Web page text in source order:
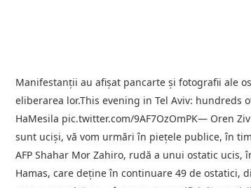
Manifestanţii au afişat pancarte şi fotografii ale
eliberarea lor.This evening in Tel Aviv: hundreds
HaMesila pic.twitter.com/9AF7OzOmPK— Oren
sunt ucişi, vă vom urmări în pieţele publice, în
AFP Shahar Mor Zahiro, rudă a unui ostatic
Hamas, care deţine în continuare 49 de ostatici,